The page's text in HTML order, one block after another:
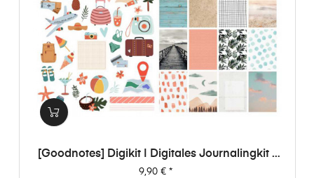
[Goodnotes] Digikit | Digitales Journalingkit -
Sorgenfrei
Preis
9,90 €*